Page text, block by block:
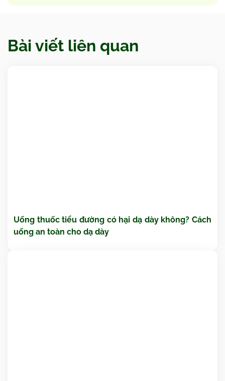
Bài viết liên quan
Uống thuốc tiểu đường có hại dạ dày không? Cách
uống an toàn cho dạ dày